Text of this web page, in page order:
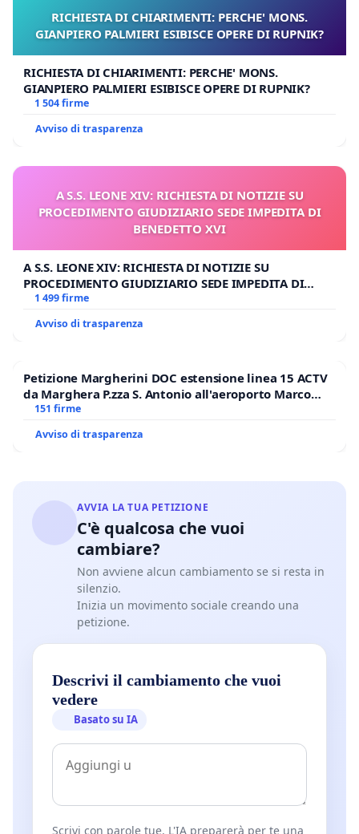
RICHIESTA DI CHIARIMENTI: PERCHE' MONS.
GIANPIERO PALMIERI ESIBISCE OPERE DI RUPNIK?
RICHIESTA DI CHIARIMENTI: PERCHE' MONS.
GIANPIERO PALMIERI ESIBISCE OPERE DI RUPNIK?
1 504 firme
Avviso di trasparenza
A S.S. LEONE XIV: RICHIESTA DI NOTIZIE SU
PROCEDIMENTO GIUDIZIARIO SEDE IMPEDITA DI
BENEDETTO XVI
A S.S. LEONE XIV: RICHIESTA DI NOTIZIE SU
PROCEDIMENTO GIUDIZIARIO SEDE IMPEDITA DI
BENEDETTO XVI
1 499 firme
Avviso di trasparenza
Petizione Margherini DOC estensione linea 15 ACTV
da Marghera P.zza S. Antonio all'aeroporto Marco
Polo tariffa a € 1,50
151 firme
Avviso di trasparenza
AVVIA LA TUA PETIZIONE
C'è qualcosa che vuoi
cambiare?
Non avviene alcun cambiamento se si resta in
silenzio.
Inizia un movimento sociale creando una
petizione.
Descrivi il cambiamento che vuoi
vedere
Basato su IA
Scrivi con parole tue. L'IA preparerà per te una